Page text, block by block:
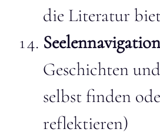
die Literatur
Seelennavigation
Geschichten
selbst finden
reflektieren)